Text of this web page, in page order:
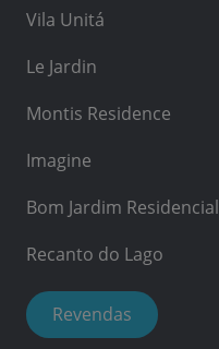
Vila Unitá
Le Jardin
Montis Residence
Imagine
Bom Jardim Residencial
Recanto do Lago
Revendas